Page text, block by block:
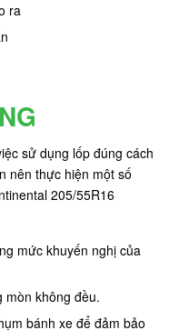
ra
sử dụng lốp đúng cách
nên thực hiện một số
205/55R16
mức khuyến nghị của
không đều.
bánh xe để đảm bảo